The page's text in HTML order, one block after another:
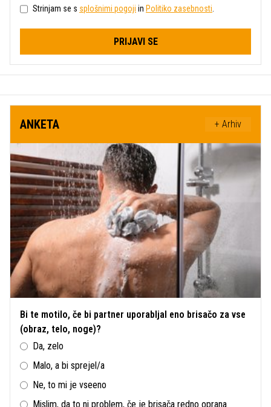
Strinjam se s splošnimi pogoji in Politiko zasebnosti.
PRIJAVI SE
ANKETA + Arhiv
Bi te motilo, če bi partner uporabljal eno brisačo za vse
(obraz, telo, noge)?
Da, zelo
Malo, a bi sprejel/a
Ne, to mi je vseeno
Mislim, da to ni problem, če je brisača redno oprana